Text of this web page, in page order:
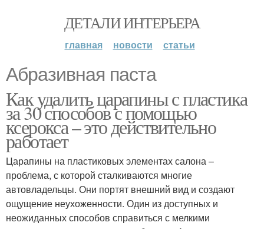
ДЕТАЛИ ИНТЕРЬЕРА
главная новости статьи
Абразивная паста
Как удалить царапины с пластика
за 30 способов с помощью
ксерокса – это действительно
работает
Царапины на пластиковых элементах салона –
проблема, с которой сталкиваются многие
автовладельцы. Они портят внешний вид и создают
ощущение неухоженности. Один из доступных и
неожиданных способов справиться с мелкими